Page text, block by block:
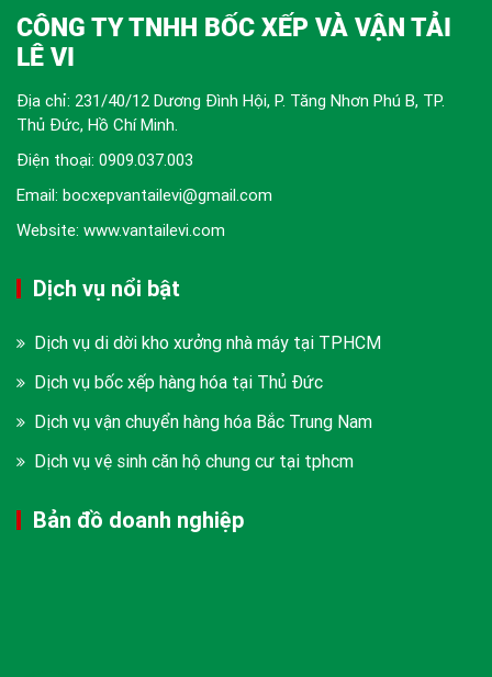
CÔNG TY TNHH BỐC XẾP VÀ VẬN TẢI
LÊ VI
Địa chỉ: 231/40/12 Dương Đình Hội, P. Tăng Nhơn Phú B, TP.
Thủ Đức, Hồ Chí Minh.
Điện thoại: 0909.037.003
Email: bocxepvantailevi@gmail.com
Website: www.vantailevi.com
Dịch vụ nổi bật
Dịch vụ di dời kho xưởng nhà máy tại TPHCM
Dịch vụ bốc xếp hàng hóa tại Thủ Đức
Dịch vụ vận chuyển hàng hóa Bắc Trung Nam
Dịch vụ vệ sinh căn hộ chung cư tại tphcm
Bản đồ doanh nghiệp